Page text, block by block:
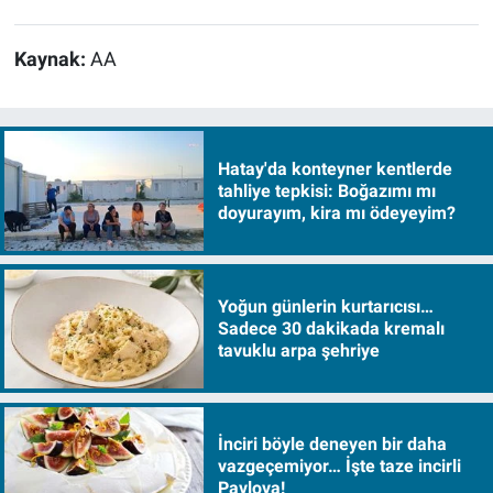
Kaynak: AA
Hatay'da konteyner kentlerde
tahliye tepkisi: Boğazımı mı
doyurayım, kira mı ödeyeyim?
Yoğun günlerin kurtarıcısı…
Sadece 30 dakikada kremalı
tavuklu arpa şehriye
İnciri böyle deneyen bir daha
vazgeçemiyor… İşte taze incirli
Pavlova!